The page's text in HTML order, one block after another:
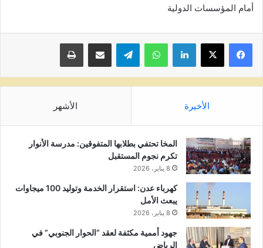
أمام المؤسسات الدولية
لينكدإن واتساب تيلقرام مشاركة عبر البريد طباعة
الأخيرة الأشهر
المخا تحتفي بطلابها المتفوقين: مدرسة الأنوار
تكرم نجوم المستقبل
8 يناير، 2026
كهرباء عدن: استقرار الخدمة وتوليد 100 ميجاوات
يبعث الأمل
8 يناير، 2026
جهود أممية مكثفة لعقد “الحوار الجنوبي” في
الرياض